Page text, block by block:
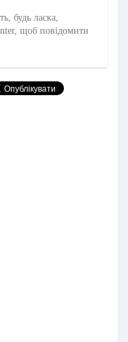
будь ласка,
щоб повідомити